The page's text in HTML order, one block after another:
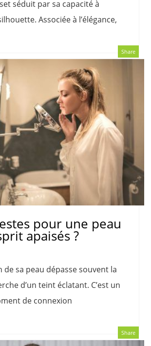
séduit par sa capacité à
Associée à l’élégance,
Share
pour une peau
apaisés ?
de sa peau dépasse souvent la
d’un teint éclatant. C’est un
de connexion
Share